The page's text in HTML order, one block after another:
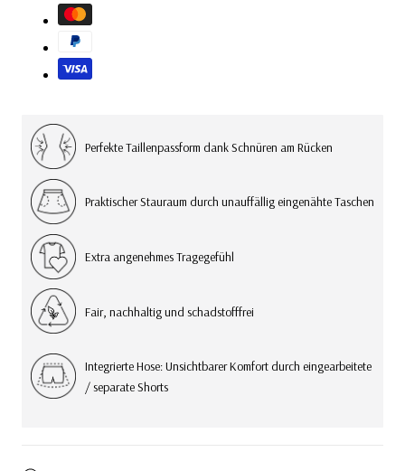
Perfekte Taillenpassform dank Schnüren am Rücken
Praktischer Stauraum durch unauffällig eingenähte Taschen
Extra angenehmes Tragegefühl
Fair, nachhaltig und schadstofffrei
Integrierte Hose: Unsichtbarer Komfort durch eingearbeitete
/ separate Shorts